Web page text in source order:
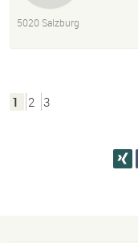
Salzburg
5020 Salzburg
1 2 3